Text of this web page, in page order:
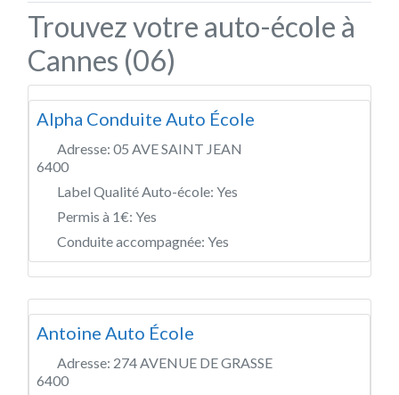
Trouvez votre auto-école à
Cannes (06)
Alpha Conduite Auto École
Adresse: 05 AVE SAINT JEAN
6400
Label Qualité Auto-école: Yes
Permis à 1€: Yes
Conduite accompagnée: Yes
Antoine Auto École
Adresse: 274 AVENUE DE GRASSE
6400